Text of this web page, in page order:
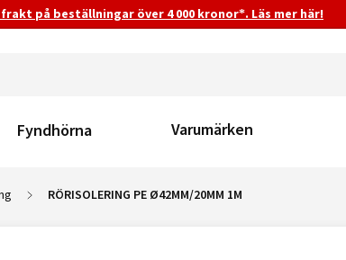
på beställningar över 4 000 kronor*. Läs mer här!
Fyndhörna Varumärken
RÖRISOLERING PE Ø42MM/20MM 1M